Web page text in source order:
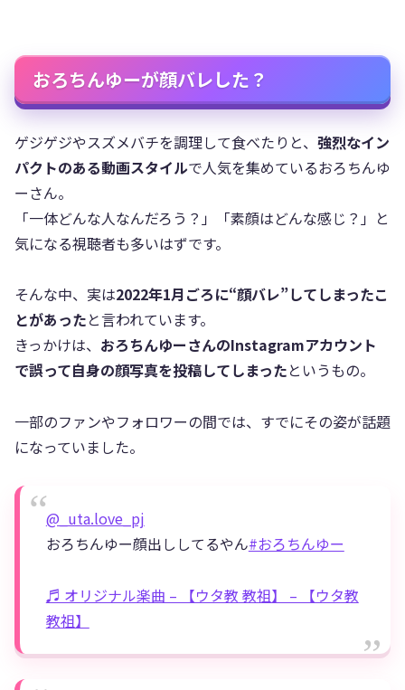
おろちんゆーが顔バレした？
ゲジゲジやスズメバチを調理して食べたりと、 強烈なイン
パクトのある動画スタイルで人気を集めているおろちんゆ
ーさん。
「一体どんな人なんだろう？」「素顔はどんな感じ？」と
気になる視聴者も多いはずです。
そんな中、実は2022年1月ごろに“顔バレ”してしまったこ
とがあったと言われています。
きっかけは、 おろちんゆーさんのInstagramアカウント
で誤って自身の顔写真を投稿してしまったというもの。
一部のファンやフォロワーの間では、すでにその姿が話題
になっていました。
@_uta.love_pj
おろちんゆー顔出ししてるやん#おろちんゆー
♬ オリジナル楽曲 – 【ウタ教 教祖】 – 【ウタ教
教祖】